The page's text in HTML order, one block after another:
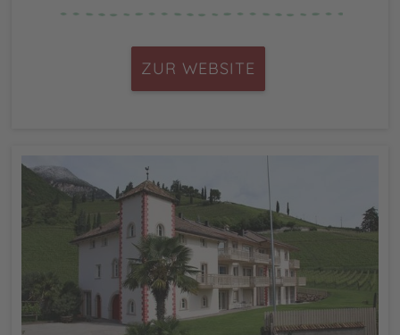
ZUR WEBSITE